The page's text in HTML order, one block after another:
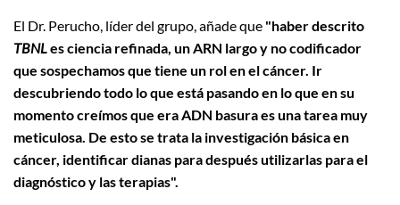
El Dr. Perucho, líder del grupo, añade que "haber descrito
TBNLes ciencia refinada, un ARN largo y no codificador
que sospechamos que tiene un rol en el cáncer. Ir
descubriendo todo lo que está pasando en lo que en su
momento creímos que era ADN basura es una tarea muy
meticulosa. De esto se trata la investigación básica en
cáncer, identificar dianas para después utilizarlas para el
diagnóstico y las terapias".